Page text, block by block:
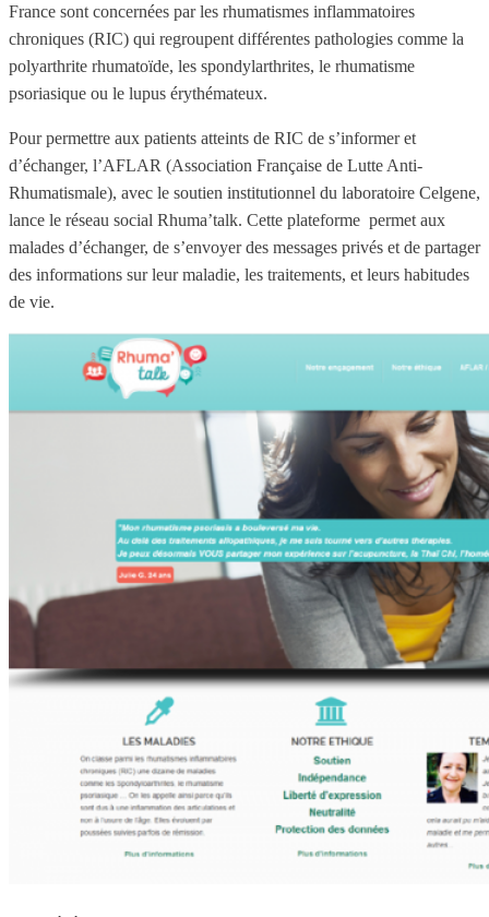
France sont concernées par les rhumatismes inflammatoires
chroniques (RIC) qui regroupent différentes pathologies comme la
polyarthrite rhumatoïde, les spondylarthrites, le rhumatisme
psoriasique ou le lupus érythémateux.
Pour permettre aux patients atteints de RIC de s’informer et
d’échanger, l’AFLAR (Association Française de Lutte Anti-
Rhumatismale), avec le soutien institutionnel du laboratoire Celgene,
lance le réseau social Rhuma’talk. Cette plateforme permet aux
malades d’échanger, de s’envoyer des messages privés et de partager
des informations sur leur maladie, les traitements, et leurs habitudes
de vie.